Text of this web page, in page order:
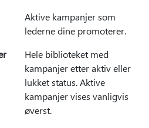
Aktive kampanjer som
lederne dine promoterer.
Hele biblioteket med
kampanjer etter aktiv eller
lukket status. Aktive
kampanjer vises vanligvis
øverst.